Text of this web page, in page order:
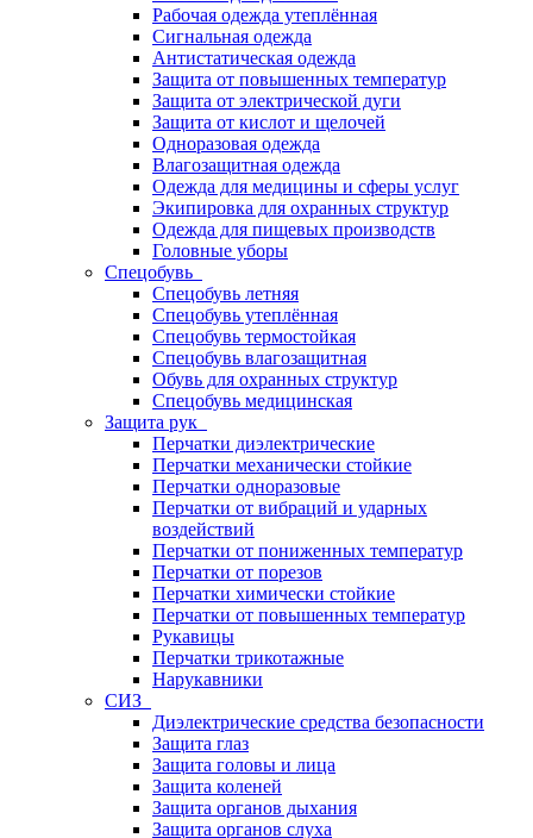
Рабочая одежда утеплённая
Сигнальная одежда
Антистатическая одежда
Защита от повышенных температур
Защита от электрической дуги
Защита от кислот и щелочей
Одноразовая одежда
Влагозащитная одежда
Одежда для медицины и сферы услуг
Экипировка для охранных структур
Одежда для пищевых производств
Головные уборы
Спецобувь
Спецобувь летняя
Спецобувь утеплённая
Спецобувь термостойкая
Спецобувь влагозащитная
Обувь для охранных структур
Спецобувь медицинская
Защита рук
Перчатки диэлектрические
Перчатки механически стойкие
Перчатки одноразовые
Перчатки от вибраций и ударных
воздействий
Перчатки от пониженных температур
Перчатки от порезов
Перчатки химически стойкие
Перчатки от повышенных температур
Рукавицы
Перчатки трикотажные
Нарукавники
СИЗ
Диэлектрические средства безопасности
Защита глаз
Защита головы и лица
Защита коленей
Защита органов дыхания
Защита органов слуха